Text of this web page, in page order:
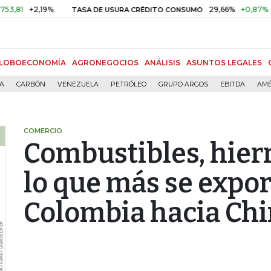
TASA DE USURA CRÉDITO CONSUMO 29,66% +0,87% +3,02%
AGRONEGOCIOS ANÁLISIS ASUNTOS LEGALES
CARBÓN VENEZUELA PETRÓLEO GRUPO ARGOS EBITDA
COMERCIO
Combustibles,
lo que más se
Colombia hacia